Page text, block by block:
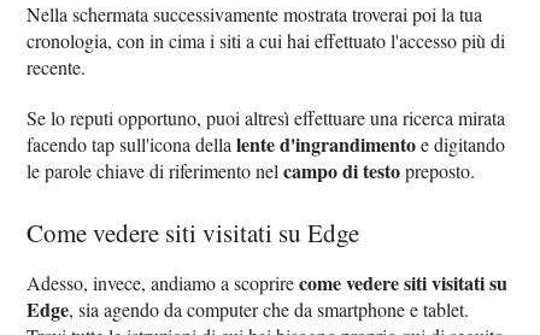
Nella schermata successivamente mostrata troverai poi la tua
cronologia, con in cima i siti a cui hai effettuato l'accesso più di
recente.
Se lo reputi opportuno, puoi altresì effettuare una ricerca mirata
facendo tap sull'icona dellalente d'ingrandimentoe digitando
le parole chiave di riferimento nelcampo di testopreposto.
Come vedere siti visitati su Edge
Adesso, invece, andiamo a scoprirecome vedere siti visitati su
Edge, sia agendo da computer che da smartphone e tablet.